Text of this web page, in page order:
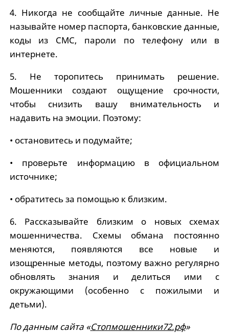
4. Никогда не сообщайте личные данные. Не
называйте номер паспорта, банковские данные,
коды из СМС, пароли по телефону или в
интернете.
5. Не торопитесь принимать решение.
Мошенники создают ощущение срочности,
чтобы снизить вашу внимательность и
надавить на эмоции. Поэтому:
• остановитесь и подумайте;
• проверьте информацию в официальном
источнике;
• обратитесь за помощью к близким.
6. Рассказывайте близким о новых схемах
мошенничества. Схемы обмана постоянно
меняются, появляются все новые и
изощренные методы, поэтому важно регулярно
обновлять знания и делиться ими с
окружающими (особенно с пожилыми и
детьми).
По данным сайта «Стопмошенники72.рф»